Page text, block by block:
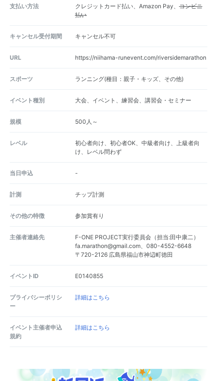
支払い方法 クレジットカード払い、Amazon Pay、コンビニ
払い
キャンセル受付期間 キャンセル不可
URL https://niihama-runevent.com/riversidemarathon
スポーツ ランニング(種目：親子・キッズ、その他)
イベント種別 大会、イベント、練習会、講習会・セミナー
規模 500人～
レベル
初心者向け、初心者OK、中級者向け、上級者向
け、レベル問わず
当日申込 -
計測 チップ計測
その他の特徴 参加賞有り
主催者連絡先
F-ONE PROJECT実行委員会（担当:田中康二）
fa.marathon@gmail.com、080-4552-6648
〒720-2126 広島県福山市神辺町徳田
イベントID E0140855
プライバシーポリシ
ー
詳細はこちら
イベント主催者申込
規約
詳細はこちら